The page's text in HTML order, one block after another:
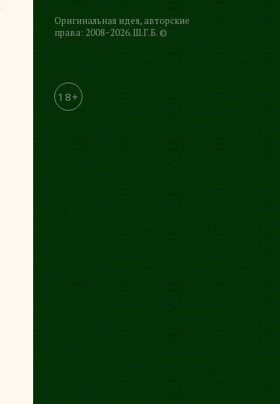
Оригинальная идея, авторские
права: 2008−2026. Ш.Г.Б. ©
18+